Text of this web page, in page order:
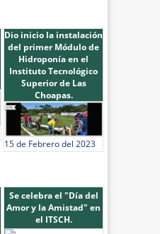
Dio inicio la instalación
del primer Módulo de
Hidroponía en el
Instituto Tecnológico
Superior de Las
Choapas.
15 de Febrero del 2023
Se celebra el "Día del
Amor y la Amistad" en
el ITSCH.